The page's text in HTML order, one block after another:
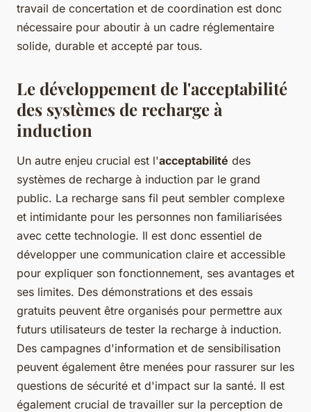
travail de concertation et de coordination est donc
nécessaire pour aboutir à un cadre réglementaire
solide, durable et accepté par tous.
Le développement de l'acceptabilité
des systèmes de recharge à
induction
Un autre enjeu crucial est l'acceptabilité des
systèmes de recharge à induction par le grand
public. La recharge sans fil peut sembler complexe
et intimidante pour les personnes non familiarisées
avec cette technologie. Il est donc essentiel de
développer une communication claire et accessible
pour expliquer son fonctionnement, ses avantages et
ses limites. Des démonstrations et des essais
gratuits peuvent être organisés pour permettre aux
futurs utilisateurs de tester la recharge à induction.
Des campagnes d'information et de sensibilisation
peuvent également être menées pour rassurer sur les
questions de sécurité et d'impact sur la santé. Il est
également crucial de travailler sur la perception de